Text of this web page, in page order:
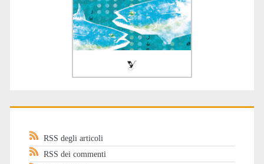
RSS degli articoli
RSS dei commenti